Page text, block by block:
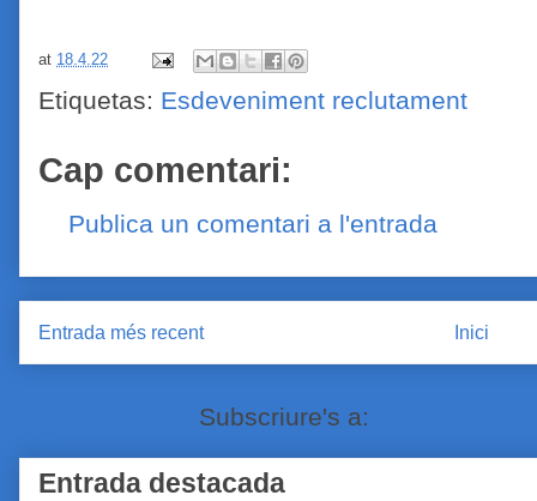
at 18.4.22
Etiquetas: Esdeveniment reclutament
Cap comentari:
Publica un comentari a l'entrada
Entrada més recent Inici
Subscriure's a:
Entrada destacada